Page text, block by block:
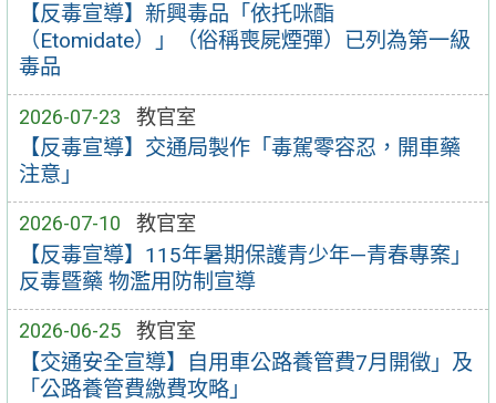
【反毒宣導】新興毒品「依托咪酯
（Etomidate）」（俗稱喪屍煙彈）已列為第一級
毒品
2026-07-23 教官室
【反毒宣導】交通局製作「毒駕零容忍，開車藥
注意」
2026-07-10 教官室
【反毒宣導】115年暑期保護青少年—青春專案」
反毒暨藥 物濫用防制宣導
2026-06-25 教官室
【交通安全宣導】自用車公路養管費7月開徵」及
「公路養管費繳費攻略」